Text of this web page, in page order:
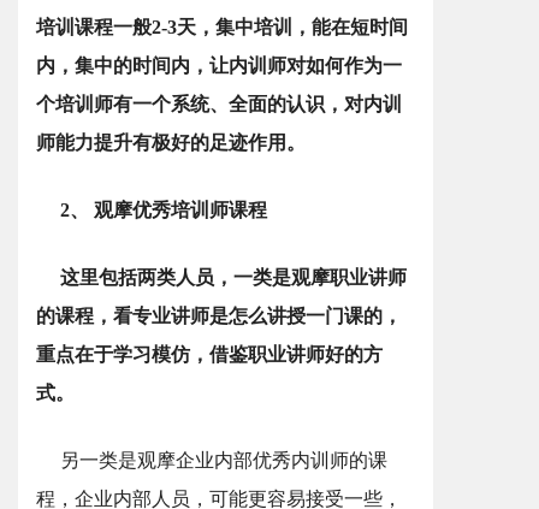
培训课程一般2-3天，集中培训，能在短时间
内，集中的时间内，让内训师对如何作为一
个培训师有一个系统、全面的认识，对内训
师能力提升有极好的足迹作用。
2、 观摩优秀培训师课程
这里包括两类人员，一类是观摩职业讲师
的课程，看专业讲师是怎么讲授一门课的，
重点在于学习模仿，借鉴职业讲师好的方
式。
另一类是观摩企业内部优秀内训师的课
程，企业内部人员，可能更容易接受一些，